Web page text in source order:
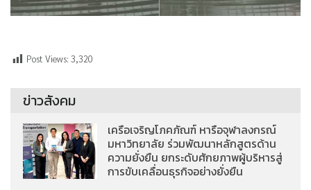
Post Views: 3,320
ข่าวสังคม
เครือเจริญโภคภัณฑ์ หารือจุฬาลงกรณ์
มหาวิทยาลัย ร่วมพัฒนาหลักสูตรด้าน
ความยั่งยืน ยกระดับศักยภาพผู้บริหารสู่
การขับเคลื่อนธุรกิจอย่างยั่งยืน